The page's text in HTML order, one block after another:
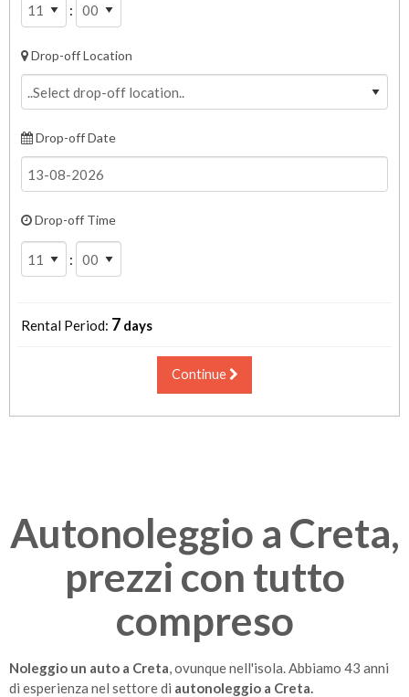
:
Drop-off Location
Drop-off Date
Drop-off Time
:
Rental Period: 7 days
Continue
Autonoleggio a Creta,
prezzi con tutto
compreso
Noleggio un auto a Creta, ovunque nell'isola. Abbiamo 43 anni
di esperienza nel settore di autonoleggio a Creta.